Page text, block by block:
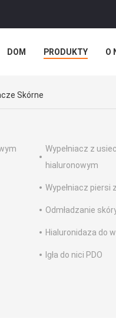
DOM PRODUKTY O
Skórne
Wypełniacz z
hialuronowym
Wypełniacz piersi
Odmładzanie
Hialuronidaza do
Igła do nici PDO